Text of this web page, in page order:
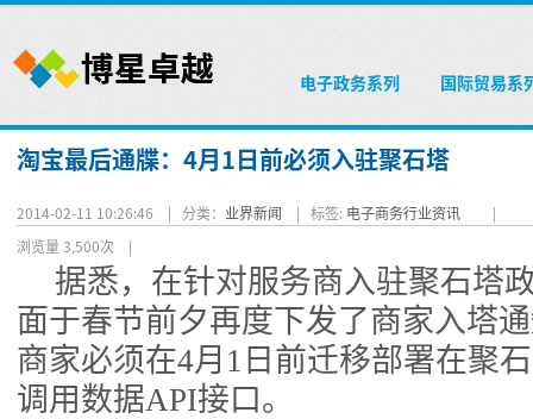
电子政务系列 国际贸易系
淘宝最后通牒：4月1日前必须入驻聚石塔
2014-02-11 10:26:46 | 分类： 业界新闻 | 标签: 电子商务行业资讯
|
浏览量 3,500次 |
据悉，在针对服务商入驻聚石塔
面于春节前夕再度下发了商家入塔
商家必须在4月1日前迁移部署在聚
调用数据API接口。